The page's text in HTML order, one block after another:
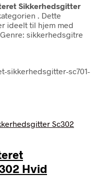
Sikkerhedsgitter
. Dette
ideelt til hjem med
sikkerhedsgitre
sikkerhedsgitter-sc701-
Hvid